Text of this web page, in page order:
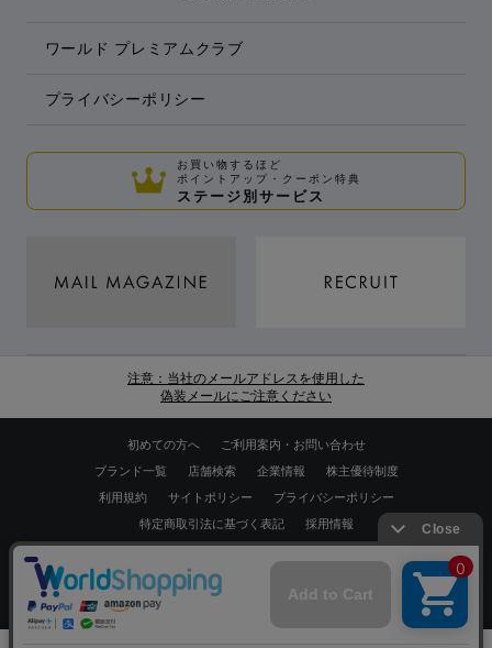
ワールド プレミアムクラブ
プライバシーポリシー
お買い物するほど
ポイントアップ・クーポン特典
ステージ別サービス
注意：当社のメールアドレスを使用した
偽装メールにご注意ください
初めての方へ
ご利用案内・お問い合わせ
ブランド一覧
店舗検索 企業情報
株主優待制度
利用規約
サイトポリシー
プライバシーポリシー
特定商取引法に基づく表記
採用情報
Copyrights © WORLD CO.,LTD. All rights reserved.
スマートフォン ｜PC